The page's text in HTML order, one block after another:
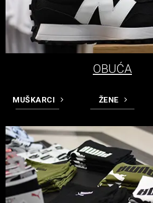
OBUĆA
MUŠKARCI ŽENE